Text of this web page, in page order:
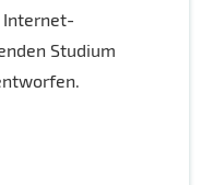
Studium